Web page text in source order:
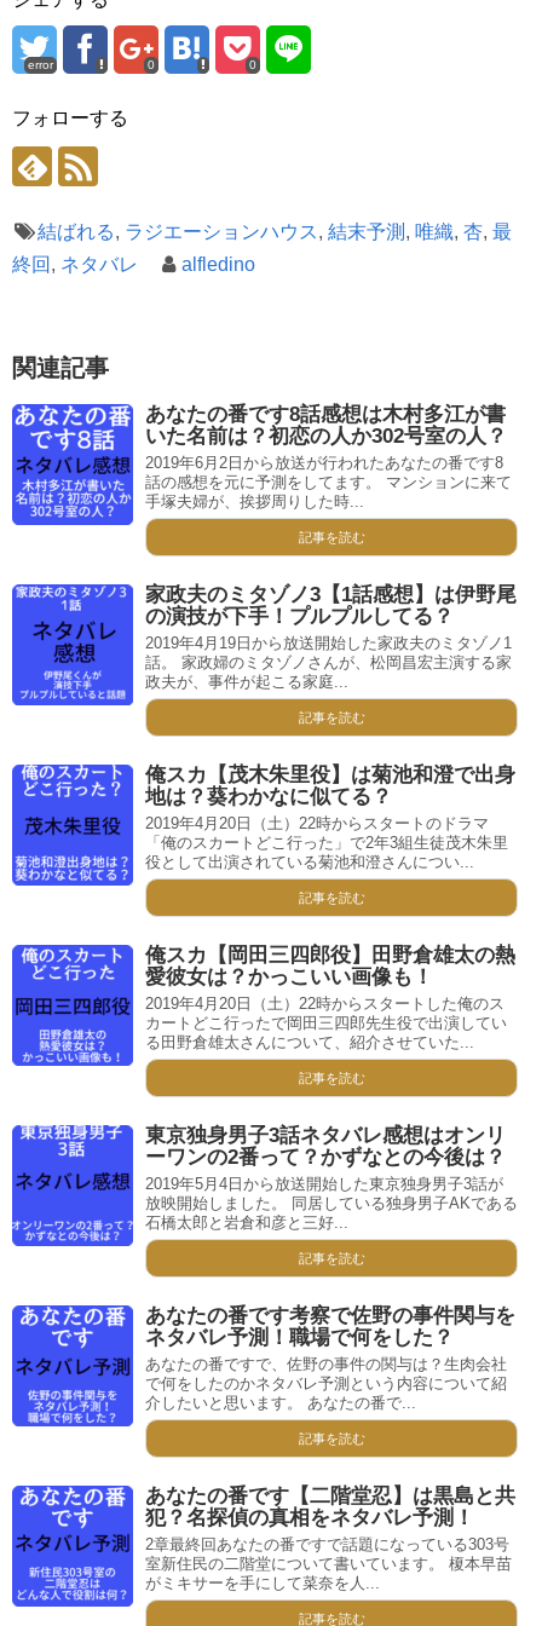
error 0 0
フォローする
結ばれる, ラジエーションハウス, 結末予測 , 唯織, 杏, 最
終回 , ネタバレ alfledino
関連記事
あなたの番です8話感想は木村多江が書
いた名前は？初恋の人か302号室の人？
2019年6月2日から放送が行われたあなたの番です8
話の感想を元に予測をしてます。 マンションに来て
手塚夫婦が、挨拶周りした時...
記事を読む
家政夫のミタゾノ3【1話感想】は伊野尾
の演技が下手！プルプルしてる？
2019年4月19日から放送開始した家政夫のミタゾノ1
話。 家政婦のミタゾノさんが、松岡昌宏主演する家
政夫が、事件が起こる家庭...
記事を読む
俺スカ【茂木朱里役】は菊池和澄で出身
地は？葵わかなに似てる？
2019年4月20日（土）22時からスタートのドラマ
「俺のスカートどこ行った」で2年3組生徒茂木朱里
役として出演されている菊池和澄さんについ...
記事を読む
俺スカ【岡田三四郎役】田野倉雄太の熱
愛彼女は？かっこいい画像も！
2019年4月20日（土）22時からスタートした俺のス
カートどこ行ったで岡田三四郎先生役で出演してい
る田野倉雄太さんについて、紹介させていた...
記事を読む
東京独身男子3話ネタバレ感想はオンリ
ーワンの2番って？かずなとの今後は？
2019年5月4日から放送開始した東京独身男子3話が
放映開始しました。 同居している独身男子AKである
石橋太郎と岩倉和彦と三好...
記事を読む
あなたの番です考察で佐野の事件関与を
ネタバレ予測！職場で何をした？
あなたの番ですで、佐野の事件の関与は？生肉会社
で何をしたのかネタバレ予測という内容について紹
介したいと思います。 あなたの番で...
記事を読む
あなたの番です【二階堂忍】は黒島と共
犯？名探偵の真相をネタバレ予測！
2章最終回あなたの番ですで話題になっている303号
室新住民の二階堂について書いています。 榎本早苗
がミキサーを手にして菜奈を人...
記事を読む